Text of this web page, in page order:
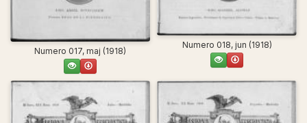
Numero 017, maj (1918)
Numero 018, jun (1918)